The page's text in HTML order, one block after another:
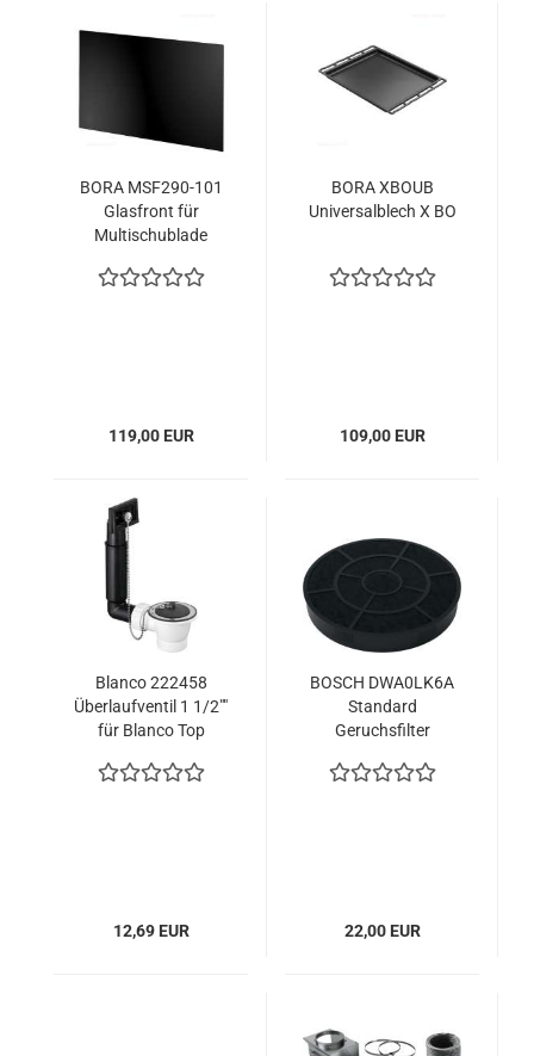
BORA MSF290-101
Glasfront für
Multischublade
119,00 EUR
BORA XBOUB
Universalblech X BO
109,00 EUR
Blanco 222458
Überlaufventil 1 1/2""
für Blanco Top
12,69 EUR
BOSCH DWA0LK6A
Standard
Geruchsfilter
22,00 EUR